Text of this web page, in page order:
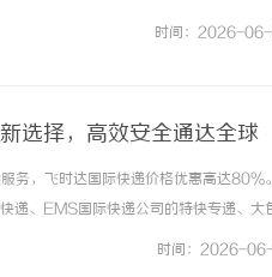
时间：2026-
选择，高效安全通达全球
务，飞时达国际快递价格优惠高达80%
递、EMS国际快递公司的特快专递、大
安全通达全球2023年11月，汕尾红海
时间：2026-